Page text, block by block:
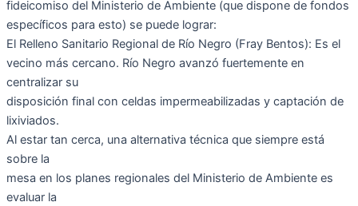
fideicomiso del Ministerio de Ambiente (que dispone de fondos
específicos para esto) se puede lograr:
El Relleno Sanitario Regional de Río Negro (Fray Bentos): Es el
vecino más cercano. Río Negro avanzó fuertemente en
centralizar su
disposición final con celdas impermeabilizadas y captación de
lixiviados.
Al estar tan cerca, una alternativa técnica que siempre está
sobre la
mesa en los planes regionales del Ministerio de Ambiente es
evaluar la